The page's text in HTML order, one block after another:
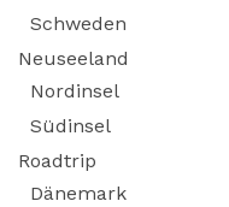
Schweden
Neuseeland
Nordinsel
Südinsel
Roadtrip
Dänemark